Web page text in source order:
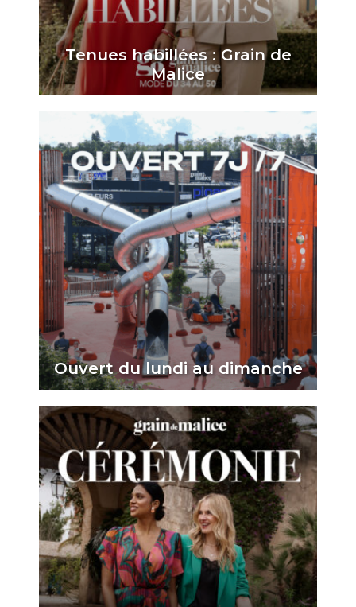
Tenues habillées : Grain de
Malice
Ouvert du lundi au dimanche